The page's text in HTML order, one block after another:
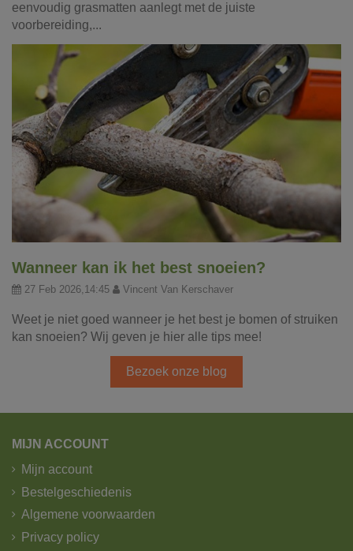
eenvoudig grasmatten aanlegt met de juiste
voorbereiding,...
Wanneer kan ik het best snoeien?
27 Feb 2026,14:45 Vincent Van Kerschaver
Weet je niet goed wanneer je het best je bomen of struiken
kan snoeien? Wij geven je hier alle tips mee!
Bezoek onze blog
MIJN ACCOUNT
Mijn account
Bestelgeschiedenis
Algemene voorwaarden
Privacy policy